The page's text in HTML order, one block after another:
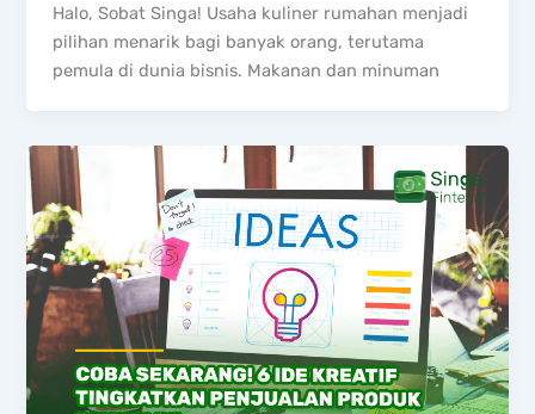
Halo, Sobat Singa! Usaha kuliner rumahan menjadi
pilihan menarik bagi banyak orang, terutama
pemula di dunia bisnis. Makanan dan minuman